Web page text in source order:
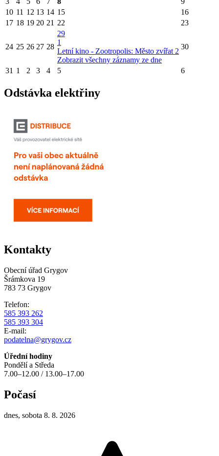
10 11 12 13 14 15
16
17 18 19 20 21 22 23
24 25 26 27 28
29
1
Letní kino - Zootropolis: Město zvířat 2
Zobrazit všechny záznamy ze dne
30
31 1 2 3 4 5 6
Odstávka elektřiny
Kontakty
Obecní úřad Grygov
Šrámkova 19
783 73 Grygov
Telefon:
585 393 262
585 393 304
E-mail:
podatelna@grygov.cz
Úřední hodiny
Pondělí a Středa
7.00–12.00 / 13.00–17.00
Počasí
dnes, sobota 8. 8. 2026